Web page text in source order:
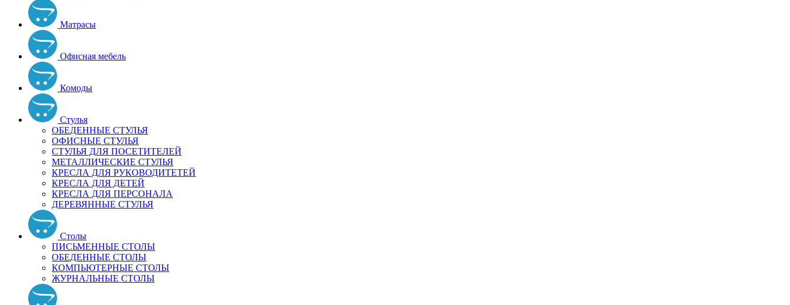
Матрасы
Офисная мебель
Комоды
Стулья
ОБЕДЕННЫЕ СТУЛЬЯ
ОФИСНЫЕ СТУЛЬЯ
СТУЛЬЯ ДЛЯ ПОСЕТИТЕЛЕЙ
МЕТАЛЛИЧЕСКИЕ СТУЛЬЯ
КРЕСЛА ДЛЯ РУКОВОДИТЕТЕЙ
КРЕСЛА ДЛЯ ДЕТЕЙ
КРЕСЛА ДЛЯ ПЕРСОНАЛА
ДЕРЕВЯННЫЕ СТУЛЬЯ
Столы
ПИСЬМЕННЫЕ СТОЛЫ
ОБЕДЕННЫЕ СТОЛЫ
КОМПЬЮТЕРНЫЕ СТОЛЫ
ЖУРНАЛЬНЫЕ СТОЛЫ